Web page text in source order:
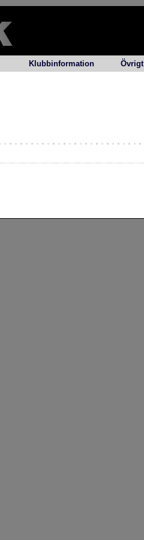
Klubbinformation Övrigt